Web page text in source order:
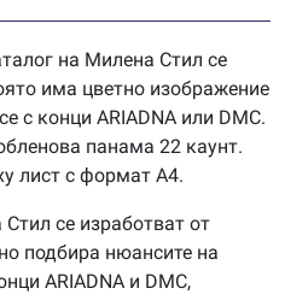
на Милена Стил се
има цветно изображение
с конци ARIADNA или DMC.
панама 22 каунт.
лист с формат А4.
се изработват от
подбира нюансите на
ARIADNA и DMC,